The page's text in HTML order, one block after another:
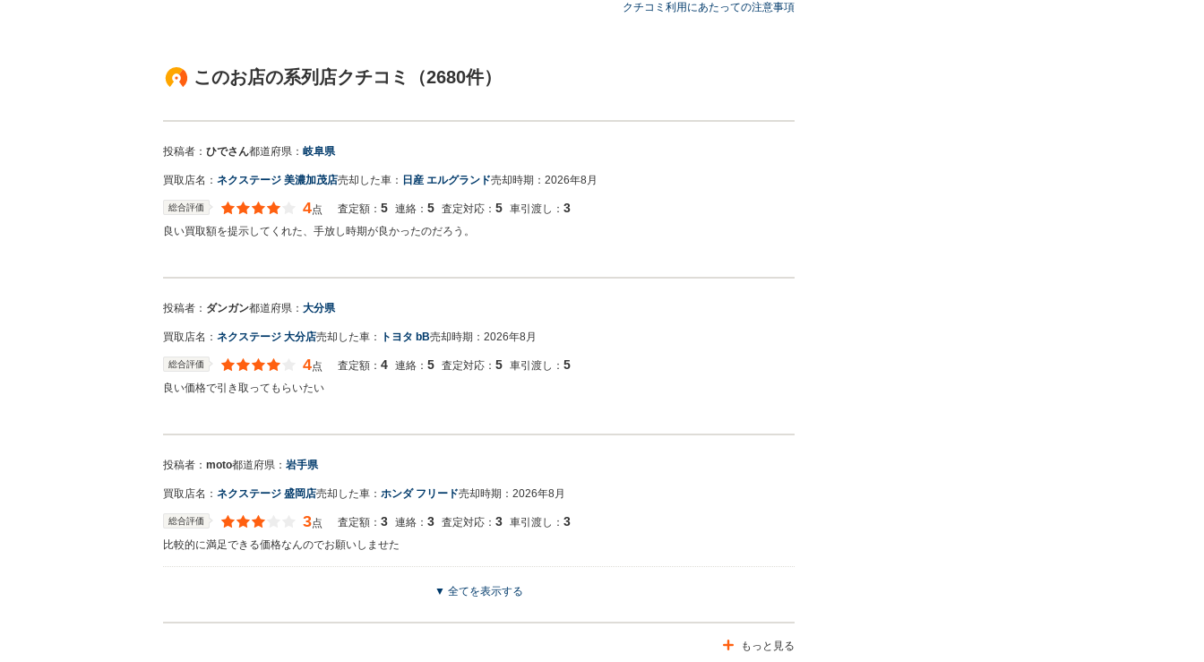
クチコミ利用にあたっての注意事項
このお店の系列店クチコミ（2680件）
投稿者： ひでさん都道府県： 岐阜県
買取店名： ネクステージ 美濃加茂店売却した車： 日産 エルグランド売却時期： 2026年8月
総合評価 4点 査定額： 5 連絡： 5 査定対応： 5 車引渡し： 3
良い買取額を提示してくれた、手放し時期が良かったのだろう。
投稿者： ダンガン都道府県： 大分県
買取店名： ネクステージ 大分店売却した車： トヨタ bB売却時期： 2026年8月
総合評価 4点 査定額： 4 連絡： 5 査定対応： 5 車引渡し： 5
良い価格で引き取ってもらいたい
投稿者： moto都道府県： 岩手県
買取店名： ネクステージ 盛岡店売却した車： ホンダ フリード売却時期： 2026年8月
総合評価 3点 査定額： 3 連絡： 3 査定対応： 3 車引渡し： 3
比較的に満足できる価格なんのでお願いしませた
ンの他にも輸入車やSUV、軽自動車などの各種専門店を展開しているため、また機会がございましたら是非お力添えできれば幸い
▼ 全てを表示する
もっと見る